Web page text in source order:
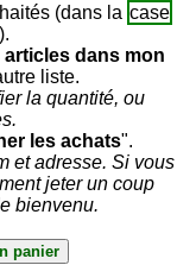
(dans la case
articles dans mon
liste.
la quantité, ou
les achats".
et adresse. Si vous
jeter un coup
bienvenu.